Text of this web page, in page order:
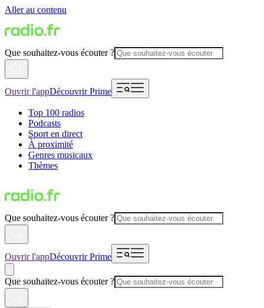
Aller au contenu
Que souhaitez-vous écouter ?
Ouvrir l'appDécouvrir Prime
Top 100 radios
Podcasts
Sport en direct
À proximité
Genres musicaux
Thèmes
Que souhaitez-vous écouter ?
Ouvrir l'appDécouvrir Prime
Que souhaitez-vous écouter ?